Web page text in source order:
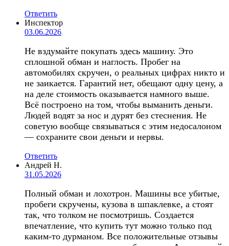
Ответить
Инспектор
03.06.2026
Не вздумайте покупать здесь машину. Это
сплошной обман и наглость. Пробег на
автомобилях скручен, о реальных цифрах никто и
не заикается. Гарантий нет, обещают одну цену, а
на деле стоимость оказывается намного выше.
Всё построено на том, чтобы выманить деньги.
Людей водят за нос и дурят без стеснения. Не
советую вообще связываться с этим недосалоном
— сохраните свои деньги и нервы.
Ответить
Андрей Н.
31.05.2026
Полный обман и лохотрон. Машины все убитые,
пробеги скручены, кузова в шпаклевке, а стоят
так, что толком не посмотришь. Создается
впечатление, что купить тут можно только под
каким-то дурманом. Все положительные отзывы